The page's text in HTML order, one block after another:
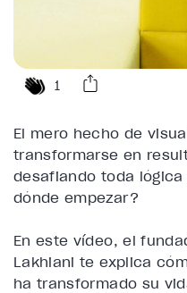
1
El mero hecho de
transformarse en
desafiando toda
dónde empezar?
En este vídeo, el
Lakhiani te explica
ha transformado su